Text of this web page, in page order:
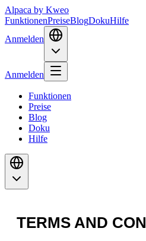
Alpaca by Kweo
FunktionenPreiseBlogDokuHilfe
Anmelden
Anmelden
Funktionen
Preise
Blog
Doku
Hilfe